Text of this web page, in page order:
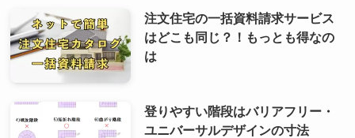
注文住宅の一括資料請求サービス
はどこも同じ？！もっとも得なの
は
登りやすい階段はバリアフリー・
ユニバーサルデザインの寸法